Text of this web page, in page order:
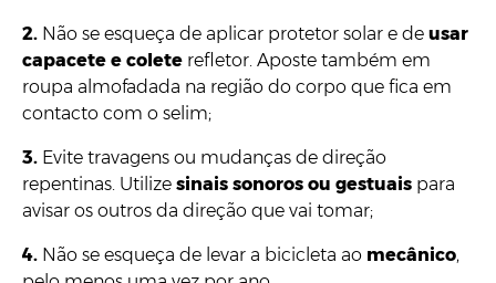
2. Não se esqueça de aplicar protetor solar e de usar
capacete e colete refletor. Aposte também em
roupa almofadada na região do corpo que fica em
contacto com o selim;
3. Evite travagens ou mudanças de direção
repentinas. Utilize sinais sonoros ou gestuais para
avisar os outros da direção que vai tomar;
4. Não se esqueça de levar a bicicleta ao mecânico,